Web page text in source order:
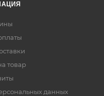
товар
данных